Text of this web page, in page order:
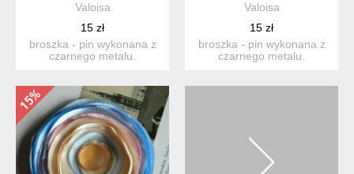
Valoisa
15 zł
broszka - pin wykonana z
czarnego metalu.
Valoisa
15 zł
broszka - pin wykonana z
czarnego metalu.